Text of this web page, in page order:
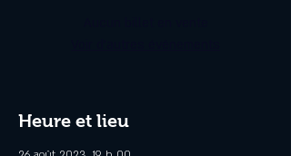
Heure et lieu